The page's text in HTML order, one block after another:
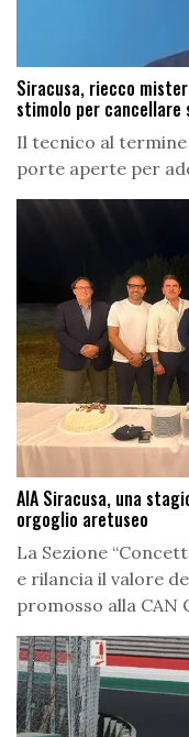
Siracusa, riecco
stimolo per cancellare
Il tecnico al
porte aperte per
AIA Siracusa, una
orgoglio aretuseo
La Sezione
e rilancia il valore
promosso alla CAN